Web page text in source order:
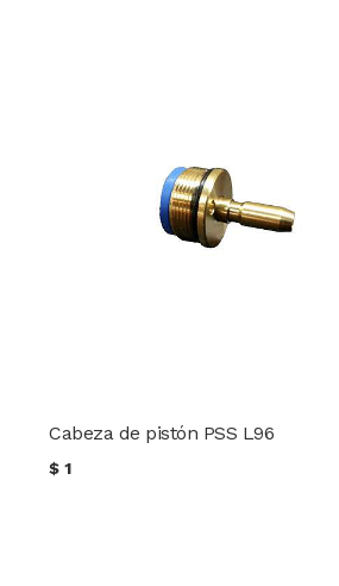
Cabeza de pistón PSS L96
$1